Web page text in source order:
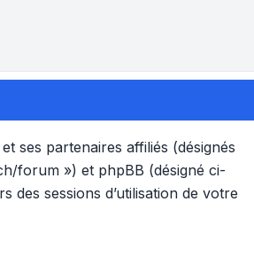
ses partenaires affiliés (désignés
forum ») et phpBB (désigné ci-
des sessions d’utilisation de votre